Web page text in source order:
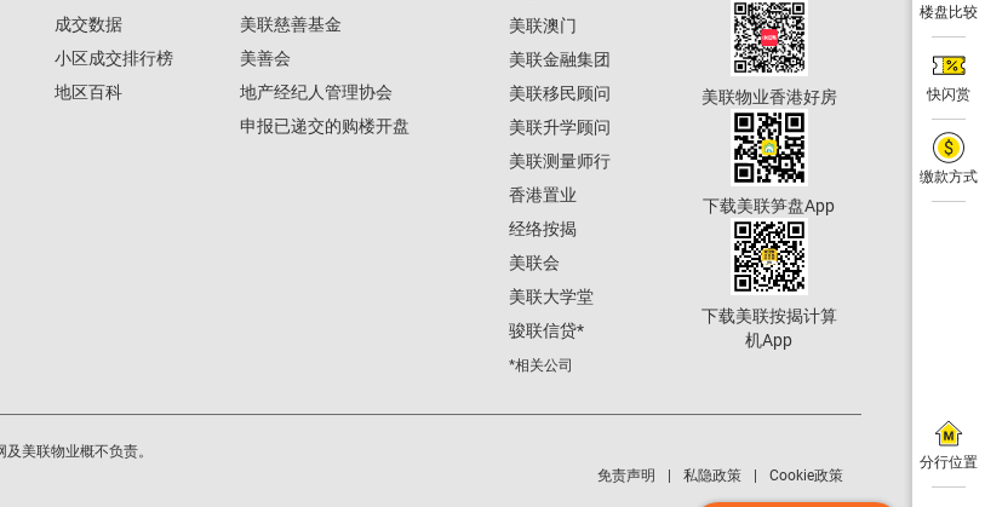
楼盘比较
快闪赏
缴款方式
分行位置
成交数据
小区成交排行榜
地区百科
美联慈善基金
美善会
地产经纪人管理协会
申报已递交的购楼开盘
美联澳门
美联金融集团
美联移民顾问
美联升学顾问
美联测量师行
香港置业
经络按揭
美联会
美联大学堂
骏联信贷*
*相关公司
美联物业香港好房
下载美联笋盘App
下载美联按揭计算
机App
美联物业概不负责。
免责声明 私隐政策 Cookie政策